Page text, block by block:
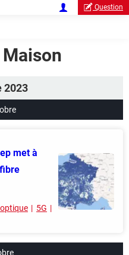
Question
2023
met à
5G